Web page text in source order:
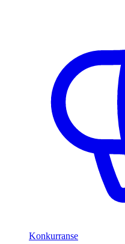
Konkurranse